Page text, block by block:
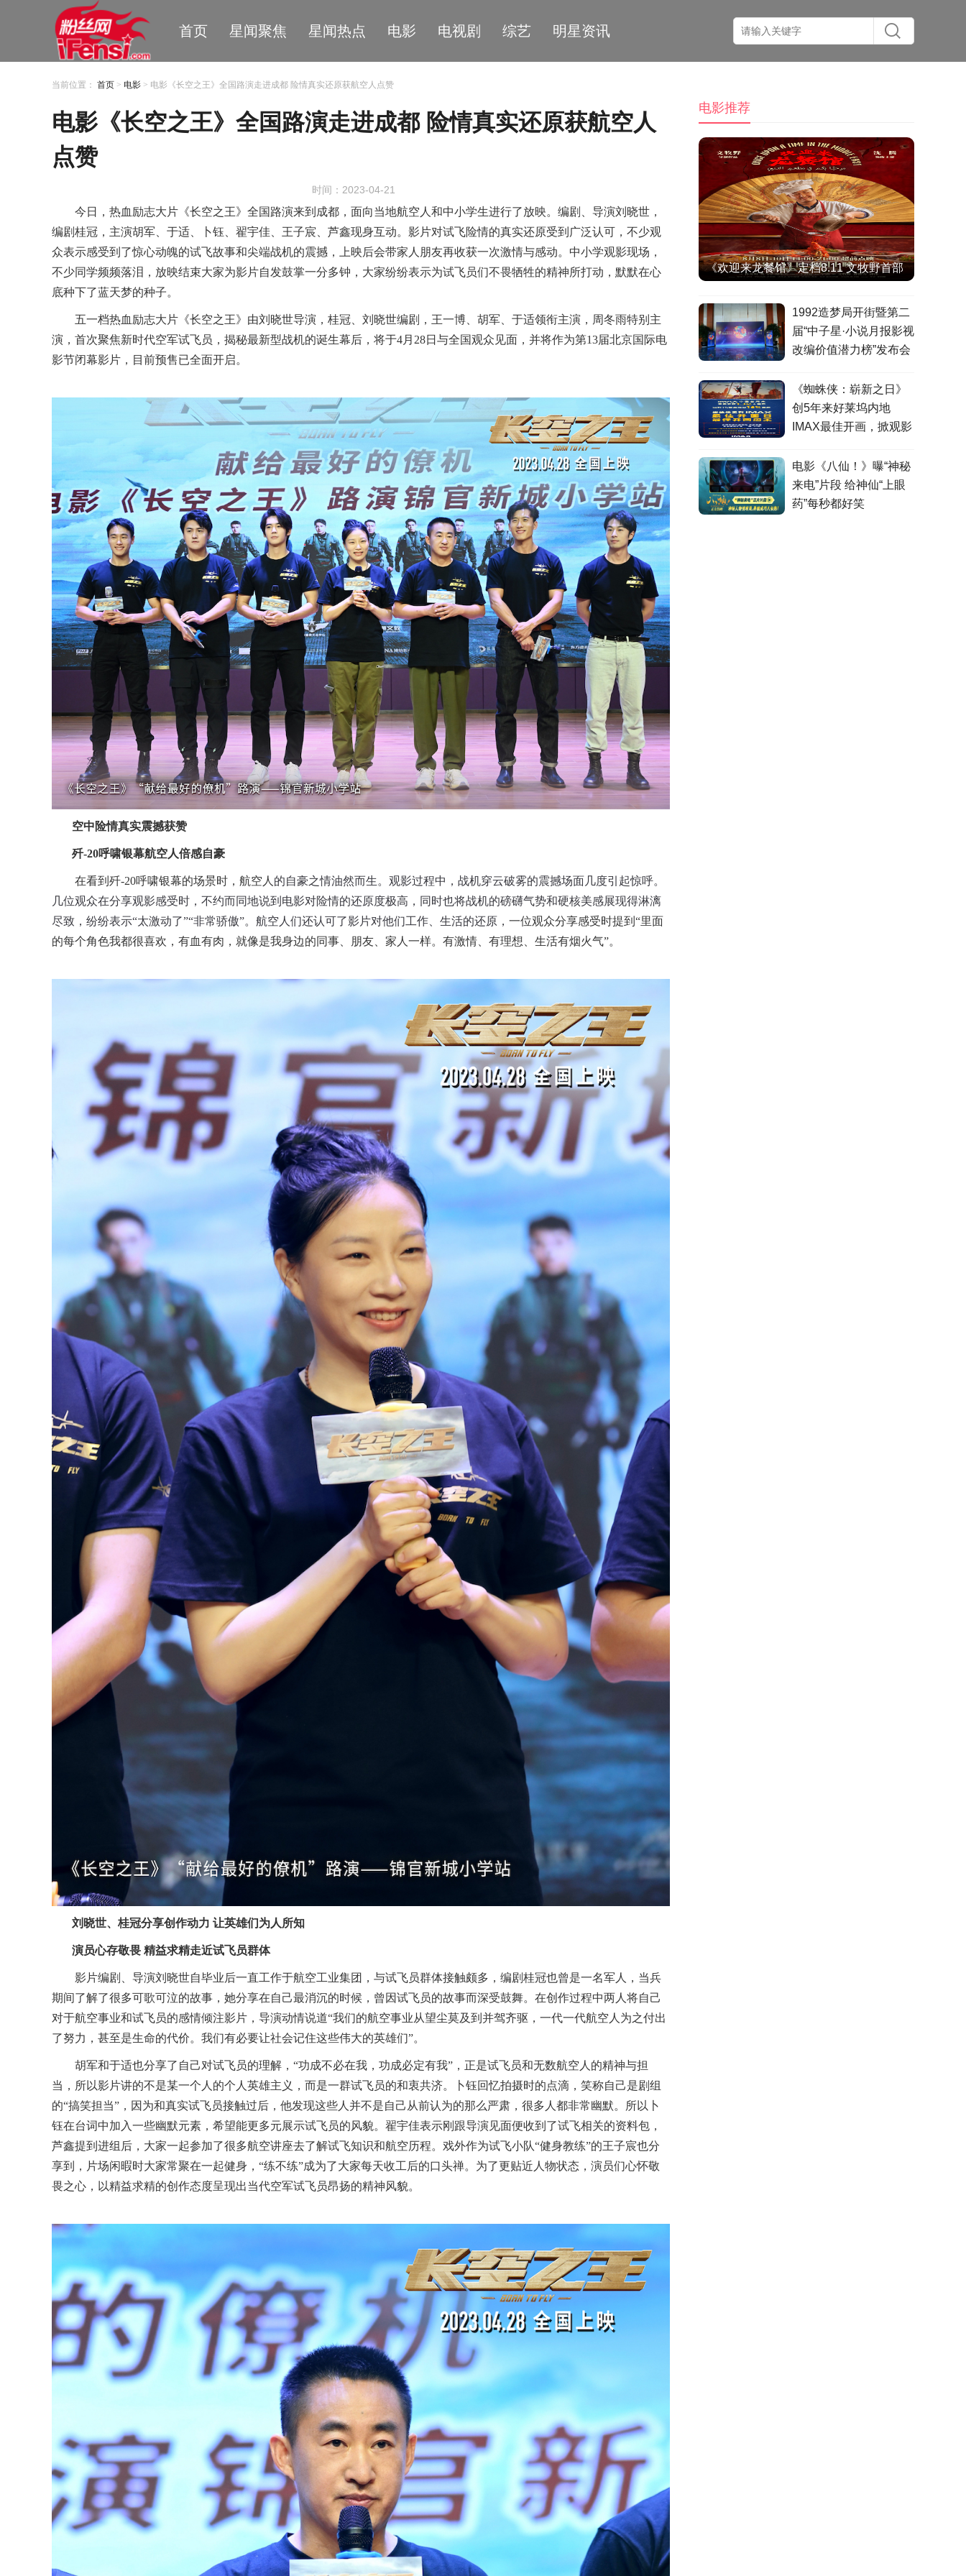
首页 星闻聚焦 星闻热点 电影 电视剧 综艺 明星资讯
当前位置： 首页 > 电影 > 电影《长空之王》全国路演走进成都 险情真实还原获航空人点赞
电影《长空之王》全国路演走进成都 险情真实还原获航空人
点赞
时间：2023-04-21
今日，热血励志大片《长空之王》全国路演来到成都，面向当地航空人和中小学生进行了放映。编剧、导演刘晓世，
编剧桂冠，主演胡军、于适、卜钰、翟宇佳、王子宸、芦鑫现身互动。影片对试飞险情的真实还原受到广泛认可，不少观
众表示感受到了惊心动魄的试飞故事和尖端战机的震撼，上映后会带家人朋友再收获一次激情与感动。中小学观影现场，
不少同学频频落泪，放映结束大家为影片自发鼓掌一分多钟，大家纷纷表示为试飞员们不畏牺牲的精神所打动，默默在心
底种下了蓝天梦的种子。
五一档热血励志大片《长空之王》由刘晓世导演，桂冠、刘晓世编剧，王一博、胡军、于适领衔主演，周冬雨特别主
演，首次聚焦新时代空军试飞员，揭秘最新型战机的诞生幕后，将于4月28日与全国观众见面，并将作为第13届北京国际电
影节闭幕影片，目前预售已全面开启。
空中险情真实震撼获赞
歼-20呼啸银幕航空人倍感自豪
在看到歼-20呼啸银幕的场景时，航空人 的自豪之情油然而生。观影过程中，战机穿云破雾的震撼场面几度引起惊呼。
几位观众在分享观影感受时，不约而同地说到电影对险情的还原度极高，同时也将战机的磅礴气势和硬核美感展现得淋漓
尽致，纷纷表示“太激动了”“非常骄傲”。航空人们还认可了影片对他们工作、生活的还原， 一位观众分享感受时提到“里面
的每个角色我都很喜欢，有血有肉，就像是我身边的同事、朋友、家人一样。有激情、有理想、生活有烟火气”。
刘晓世、桂冠分享创作动力 让英雄们为人所知
演员心存敬畏 精益求精走近试飞员群体
影片编剧、导演刘晓世自毕业后一直工作于航空工业集团，与试飞员群体接触颇多，编剧桂冠也曾是一名军人，当兵
期间了解了很多可歌可泣的故事，她分享在自己最消沉的时候，曾因试飞员的故事而深受鼓舞。在创作过程中两人将自己
对于航空事业和试飞员的感情倾注影片，导演动情说道“我们的航空事业从望尘莫及到并驾齐驱，一代一代航空人为之付出
了努力，甚至是生命的代价。我们有必要让社会记住这些伟大的英雄们”。
胡军和于适也分享了自己对试飞员的理解，“功成不必在我，功成必定有我”，正是试飞员和无数航空人的精神与担
当 ，所以影片讲的不是某一个人的个人英雄主义，而是一群试飞员的和衷共济。
卜钰回忆拍摄时的点滴，笑称自己是剧组
的“搞笑担当”，因为和真实试飞员接触过后，他发现这些人并不是自己从前认为的那么严肃，很多人都非常幽默。所以卜
钰在台词中加入一些幽默元素，希望能更多元展示试飞员的风貌。翟宇佳表示刚跟导演见面便收到了试飞相关的资料包，
芦鑫提到进组后，大家一起参加了很多航空讲座去了解试飞知识和航空历程。戏外作为试飞小队“健身教练”的王子宸也分
享到，片场闲暇时大家常聚在一起健身，“练不练”成为了大家每天收工后的口头禅。为了更贴近人物状态，演员们心怀敬
畏之心，以精益求精的创作态度呈现出当代空军试飞员昂扬的精神风貌。
电影推荐
《欢迎来龙餐馆》定档8.11 文牧野首部
1992造梦局开街暨第二
届“中子星·小说月报影视
改编价值潜力榜”发布会
《蜘蛛侠：崭新之日》
创5年来好莱坞内地
IMAX最佳开画，掀观影
电影《八仙！》曝“神秘
来电”片段 给神仙“上眼
药”每秒都好笑